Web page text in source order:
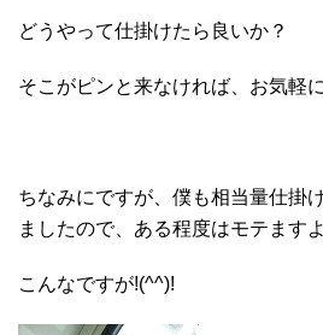
どうやって仕掛けたら良いか？
そこがピンと来なければ、お気軽
ちなみにですが、僕も相当量仕掛
ましたので、ある程度はモテますよ
こんなですが!(^^)!